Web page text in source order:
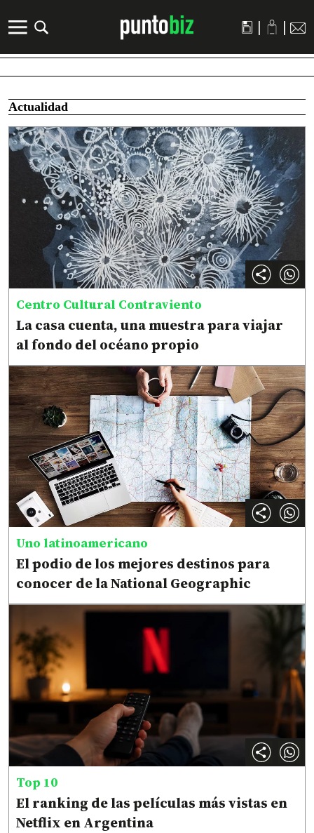
| |
Actualidad
Centro Cultural Contraviento
La casa cuenta, una muestra para viajar
al fondo del océano propio
Uno latinoamericano
El podio de los mejores destinos para
conocer de la National Geographic
Top 10
El ranking de las películas más vistas en
Netflix en Argentina